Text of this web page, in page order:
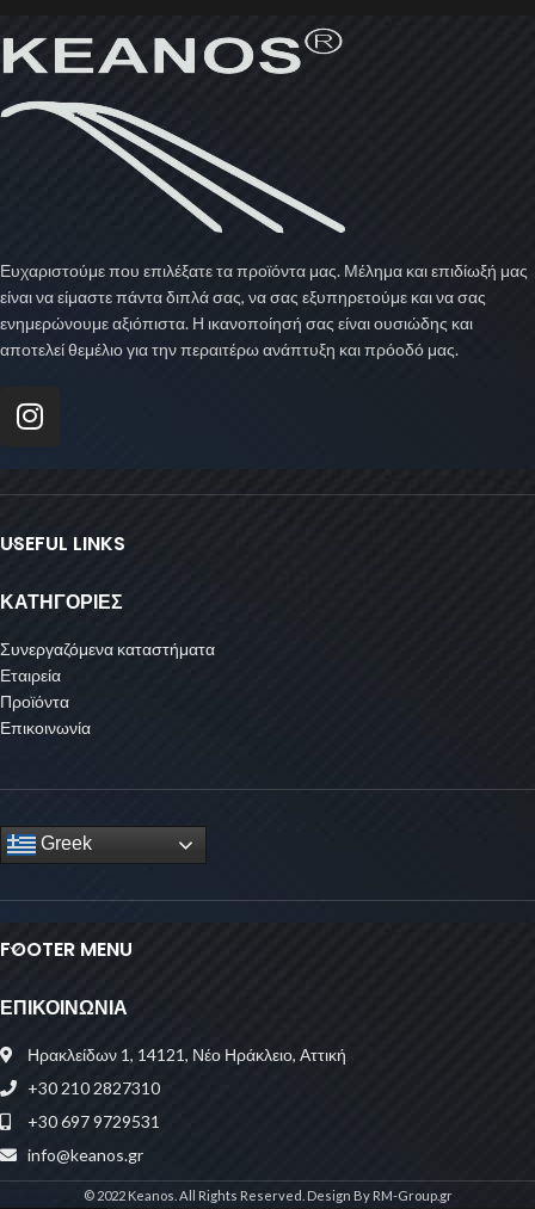
Ευχαριστούμε που επιλέξατε τα προϊόντα μας. Μέλημα και επιδίωξή μας
είναι να είμαστε πάντα διπλά σας, να σας εξυπηρετούμε και να σας
ενημερώνουμε αξιόπιστα. Η ικανοποίησή σας είναι ουσιώδης και
αποτελεί θεμέλιο για την περαιτέρω ανάπτυξη και πρόοδό μας.
USEFUL LINKS
ΚΑΤΗΓΟΡΙΕΣ
Συνεργαζόμενα καταστήματα
Εταιρεία
Προϊόντα
Επικοινωνία
Greek
FOOTER MENU
ΕΠΙΚΟΙΝΩΝΙΑ
Ηρακλείδων 1, 14121, Νέο Ηράκλειο, Αττική
+30 210 2827310
+30 697 9729531
info@keanos.gr
© 2022 Keanos. All Rights Reserved. Design By RM-Group.gr